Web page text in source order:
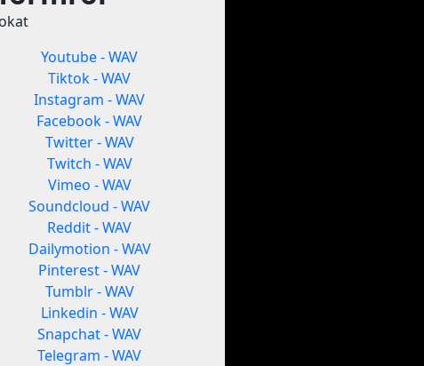
Youtube - WAV
Tiktok - WAV
Instagram - WAV
Facebook - WAV
Twitter - WAV
Twitch - WAV
Vimeo - WAV
Soundcloud - WAV
Reddit - WAV
Dailymotion - WAV
Pinterest - WAV
Tumblr - WAV
Linkedin - WAV
Snapchat - WAV
Telegram - WAV